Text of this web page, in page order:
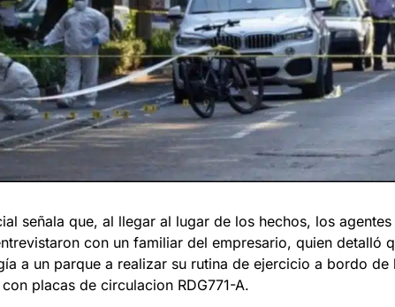
señala que, al llegar al lugar de los hechos, los
con un familiar del empresario, quien detalló
a un parque a realizar su rutina de ejercicio a bordo de
placas de circulacion RDG771-A.